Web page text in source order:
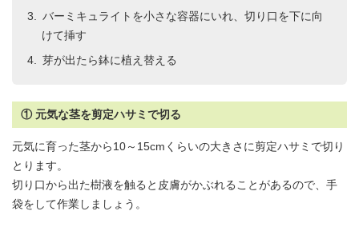
バーミキュライトを小さな容器にいれ、切り口を下に向
けて挿す
芽が出たら鉢に植え替える
① 元気な茎を剪定ハサミで切る
元気に育った茎から10～15cmくらいの大きさに剪定ハサミで切り
とります。
切り口から出た樹液を触ると皮膚がかぶれることがあるので、手
袋をして作業しましょう。